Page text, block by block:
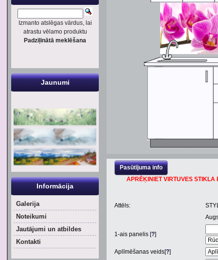
Pasūtījuma info
APRĒĶINIET VIRTUVES
Attēls:
1-ais panelis [?]
Aplīmēšanas veids[?]
Izmanto atslēgas vārdus, lai
atrastu vēlamo produktu
Padziļinātā meklēšana
Jaunumi
Informācija
Galerija
Noteikumi
Jautājumi un atbildes
Kontakti